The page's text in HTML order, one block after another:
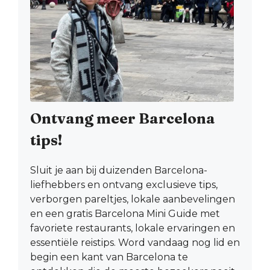
Ontvang meer Barcelona
tips!
Sluit je aan bij duizenden Barcelona-
liefhebbers en ontvang exclusieve tips,
verborgen pareltjes, lokale aanbevelingen
en een gratis Barcelona Mini Guide met
favoriete restaurants, lokale ervaringen en
essentiële reistips. Word vandaag nog lid en
begin een kant van Barcelona te